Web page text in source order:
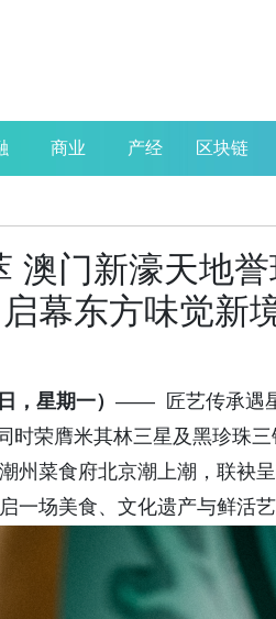
商业 产经 区块链
澳门新濠天地
幕东方味觉新
日，星期一） —— 匠艺传承遇星
时荣膺米其林三星及黑珍珠
州菜食府北京潮上潮， 联袂
一场美食、文化遗产与鲜活